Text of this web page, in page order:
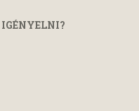
IGÉNYELNI?